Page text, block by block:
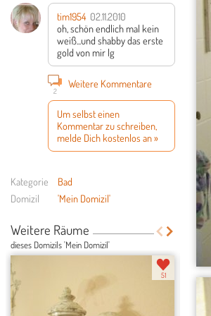
tim1954 02.11.2010
oh, schön endlich mal kein
weiß...und shabbydas erste
gold von mir lg
2
Weitere Kommentare
Um selbst einen
Kommentar zu schreiben,
melde Dich kostenlos an »
Kategorie
Bad
Domizil
'Mein Domizil'
Weitere Räume
dieses Domizils 'Mein Domizil'
51